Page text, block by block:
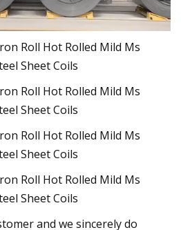
and we sincerely do